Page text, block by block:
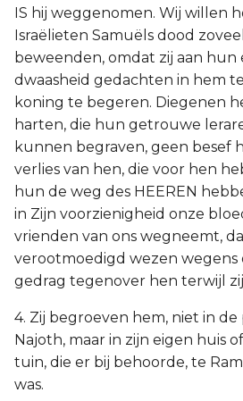
IS hij weggenomen. Wij willen
Israëlieten Samuëls dood
beweenden, omdat zij aan hun
dwaasheid gedachten in hem
koning te begeren. Diegenen
harten, die hun getrouwe
kunnen begraven, geen besef
verlies van hen, die voor hen
hun de weg des HEEREN
in Zijn voorzienigheid onze
vrienden van ons wegneemt,
verootmoedigd wezen wegens
gedrag tegenover hen terwijl
4. Zij begroeven hem, niet in
Najoth, maar in zijn eigen huis
tuin, die er bij behoorde, te
was.